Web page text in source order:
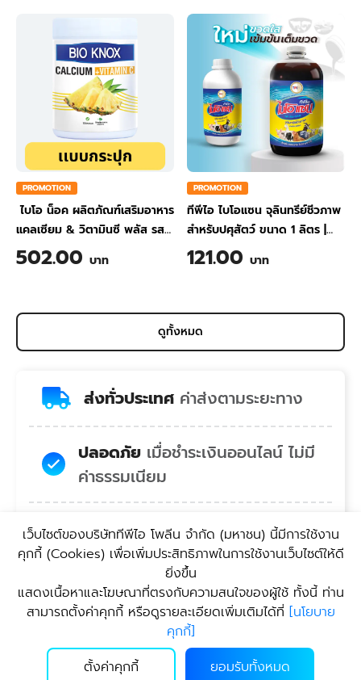
PROMOTION
ไบโอ น็อค ผลิตภัณฑ์เสริมอาหาร
แคลเซียม & วิตามินซี พลัส รส
สับปะรด ขนาด 200 กรัม
502.00 บาท
PROMOTION
ทีพีไอ ไบโอแซน จุลินทรีย์ชีวภาพ
สำหรับปศุสัตว์ ขนาด 1 ลิตร
TPI BIO-SAN Organic
Wastewater Treatment for
121.00 บาท
ดูทั้งหมด
ส่งทั่วประเทศ ค่าส่งตามระยะทาง
ปลอดภัย เมื่อชำระเงินออนไลน์ ไม่มี
ค่าธรรมเนียม
สบายใจ คอลเซ็นเตอร์พร้อมยินดี
บริการ
สะดวก บริการรับสินค้า
เว็บไซต์ของบริษัททีพีไอ โพลีน จํากัด (มหาชน) นี้มีการใช้งาน
คุกกี้ (Cookies) เพื่อเพิ่มประสิทธิภาพในการใช้งานเว็บไซต์ให้ดี
ยิ่งขึ้น
แสดงเนื้อหาและโฆษณาที่ตรงกับความสนใจของผู้ใช้ ทั้งนี้ ท่าน
สามารถตั้งค่าคุกกี้ หรือดูรายละเอียดเพิ่มเติมได้ที่ [นโยบาย
คุกกี้]
ตั้งค่าคุกกี้
ยอมรับทั้งหมด